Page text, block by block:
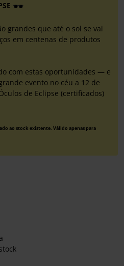
grandes que até o sol se vai
em centenas de produtos
com estas oportunidades — e
evento no céu a 12 de
de Eclipse (certificados)
ao stock existente. Válido apenas para